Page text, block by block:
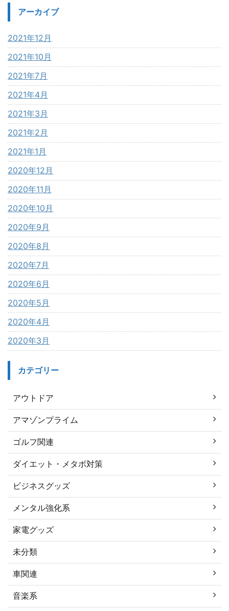
アーカイブ
2021年12月
2021年10月
2021年7月
2021年4月
2021年3月
2021年2月
2021年1月
2020年12月
2020年11月
2020年10月
2020年9月
2020年8月
2020年7月
2020年6月
2020年5月
2020年4月
2020年3月
カテゴリー
アウトドア
アマゾンプライム
ゴルフ関連
ダイエット・メタボ対策
ビジネスグッズ
メンタル強化系
家電グッズ
未分類
車関連
音楽系